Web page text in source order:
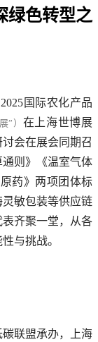
绿色转型之
国际农化产品
”） 在上海世博展
会在展会同期召
则》《温室气体
药》两项团体标
敏包装等供应链
表齐聚一堂，从各
与挑战。
联盟承办，上海